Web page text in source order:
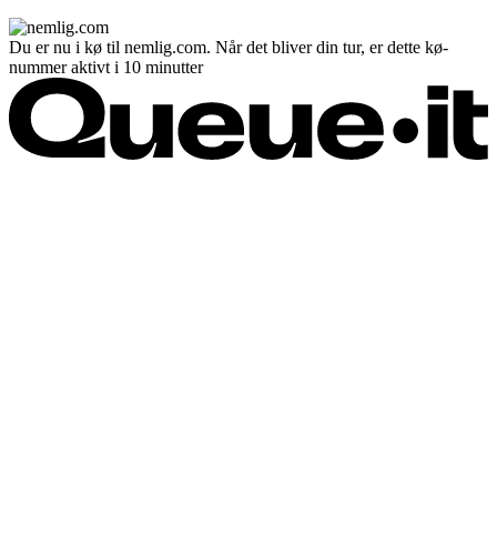
Du er nu i kø til nemlig.com. Når det bliver din tur, er dette kø-
nummer aktivt i 10 minutter